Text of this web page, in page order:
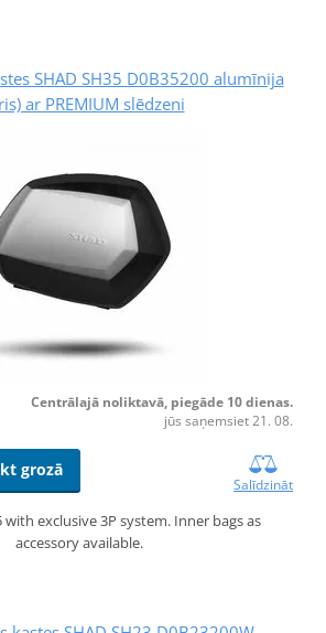
SHAD SH35 D0B35200 alumīnija
ar PREMIUM slēdzeni
Centrālajā noliktavā, piegāde 10 dienas.
jūs saņemsiet 21. 08.
grozā
Salīdzināt
with exclusive 3P system. Inner bags as
accessory available.